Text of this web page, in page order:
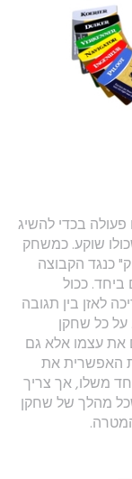
בכדי להשיג
שוקע. כמשחק
כנגד הקבוצה
ככול
לאזן בין תגובה
על כל שחקן
את עצמו אלא גם
האפשרית את
משלו, אך צריך
מהלך של שחקן